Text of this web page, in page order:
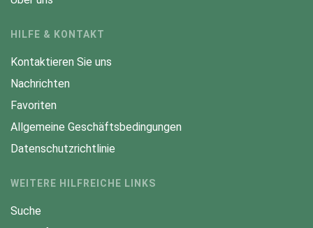
HILFE & KONTAKT
Kontaktieren Sie uns
Nachrichten
Favoriten
Allgemeine Geschäftsbedingungen
Datenschutzrichtlinie
WEITERE HILFREICHE LINKS
Suche